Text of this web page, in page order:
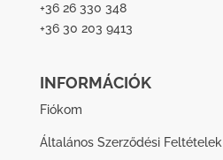
+36 26 330 348
+36 30 203 9413
INFORMÁCIÓK
Fiókom
Általános Szerződési Feltételek